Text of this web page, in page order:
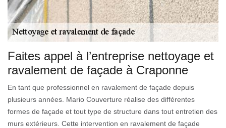
Faites appel à l’entreprise nettoyage et
ravalement de façade à Craponne
En tant que professionnel en ravalement de façade depuis
plusieurs années. Mario Couverture réalise des différentes
formes de façade et tout type de structure dans tout entretien des
murs extérieurs. Cette intervention en ravalement de façade